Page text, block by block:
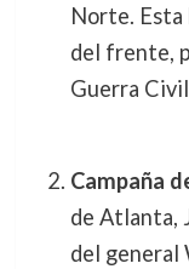
Norte.
del frente,
Guerra
Campaña
de Atlanta,
del general